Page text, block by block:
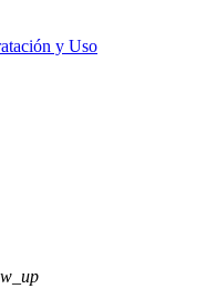
y Uso